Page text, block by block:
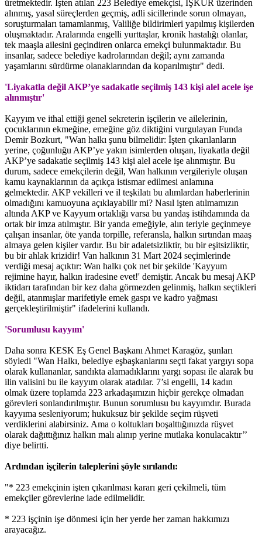
üretmektedir. İşten atılan 223 Belediye emekçisi, İŞKUR üzerinden
alınmış, yasal süreçlerden geçmiş, adli sicillerinde sorun olmayan,
soruşturmaları tamamlanmış, Valiliğe bildirimleri yapılmış kişilerden
oluşmaktadır. Aralarında engelli yurttaşlar, kronik hastalığı olanlar,
tek maaşla ailesini geçindiren onlarca emekçi bulunmaktadır. Bu
insanlar, sadece belediye kadrolarından değil; aynı zamanda
yaşamlarını sürdürme olanaklarından da koparılmıştır" dedi.
'Liyakatla değil AKP’ye sadakatle seçilmiş 143 kişi alel acele işe
alınmıştır'
Kayyım ve ithal ettiği genel sekreterin işçilerin ve ailelerinin,
çocuklarının ekmeğine, emeğine göz diktiğini vurgulayan Funda
Demir Bozkurt, "Wan halkı şunu bilmelidir: İşten çıkarılanların
yerine, çoğunluğu AKP’ye yakın isimlerden oluşan, liyakatla değil
AKP’ye sadakatle seçilmiş 143 kişi alel acele işe alınmıştır. Bu
durum, sadece emekçilerin değil, Wan halkının vergileriyle oluşan
kamu kaynaklarının da açıkça istismar edilmesi anlamına
gelmektedir. AKP vekilleri ve il teşkilatı bu alımlardan haberlerinin
olmadığını kamuoyuna açıklayabilir mi? Nasıl işten atılmamızın
altında AKP ve Kayyum ortaklığı varsa bu yandaş istihdamında da
ortak bir imza atılmıştır. Bir yanda emeğiyle, alın teriyle geçinmeye
çalışan insanlar, öte yanda torpille, referansla, halkın sırtından maaş
almaya gelen kişiler vardır. Bu bir adaletsizliktir, bu bir eşitsizliktir,
bu bir ahlak krizidir! Van halkının 31 Mart 2024 seçimlerinde
verdiği mesaj açıktır: Wan halkı çok net bir şekilde 'Kayyum
rejimine hayır, halkın iradesine evet!' demiştir. Ancak bu mesaj AKP
iktidarı tarafından bir kez daha görmezden gelinmiş, halkın seçtikleri
değil, atanmışlar marifetiyle emek gaspı ve kadro yağması
gerçekleştirilmiştir" ifadelerini kullandı.
'Sorumlusu kayyım'
Daha sonra KESK Eş Genel Başkanı Ahmet Karagöz, şunları
söyledi "Wan Halkı, belediye eşbaşkanlarını seçti fakat yargıyı sopa
olarak kullananlar, sandıkta alamadıklarını yargı sopası ile alarak bu
ilin valisini bu ile kayyım olarak atadılar. 7’si engelli, 14 kadın
olmak üzere toplamda 223 arkadaşımızın hiçbir gerekçe olmadan
görevleri sonlandırılmıştır. Bunun sorumlusu bu kayyımdır. Burada
kayyıma sesleniyorum; hukuksuz bir şekilde seçim rüşveti
verdiklerini alabirsiniz. Ama o koltukları boşalttığınızda rüşvet
olarak dağıttığınız halkın malı alınıp yerine mutlaka konulacaktır’’
diye belirtti.
Ardından işçilerin taleplerini şöyle sırılandı:
"* 223 emekçinin işten çıkarılması kararı geri çekilmeli, tüm
emekçiler görevlerine iade edilmelidir.
* 223 işçinin işe dönmesi için her yerde her zaman hakkımızı
arayacağız.